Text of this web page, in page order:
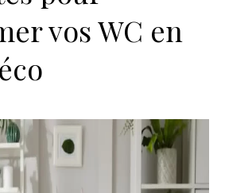
vos WC en